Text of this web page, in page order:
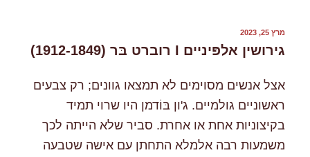
פורסם
מרץ 25, 2023
גירושין אלפּיניים I רוברט בּר (1912-1849)
אצל אנשים מסוימים לא תמצאו גוונים; רק צבעים
ראשוניים גולמיים. ג'ון בּוֹדמן היו שרוי תמיד
בקיצוניות אחת או אחרת. סביר שלא הייתה לכך
משמעות רבה אלמלא התחתן עם אישה שטבעה